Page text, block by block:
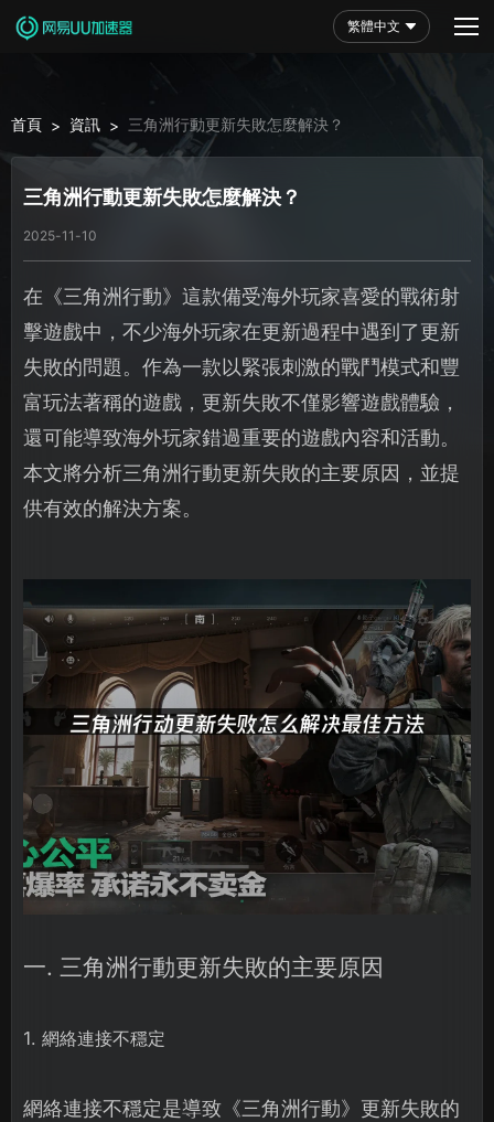
繁體中文
首頁 > 資訊 > 三角洲行動更新失敗怎麼解決？
三角洲行動更新失敗怎麼解決？
2025-11-10
在《三角洲行動》這款備受海外玩家喜愛的戰術射
擊遊戲中，不少海外玩家在更新過程中遇到了更新
失敗的問題。作為一款以緊張刺激的戰鬥模式和豐
富玩法著稱的遊戲，更新失敗不僅影響遊戲體驗，
還可能導致海外玩家錯過重要的遊戲內容和活動。
本文將分析三角洲行動更新失敗的主要原因，並提
供有效的解決方案。
一. 三角洲行動更新失敗的主要原因
1. 網絡連接不穩定
網絡連接不穩定是導致《三角洲行動》更新失敗的